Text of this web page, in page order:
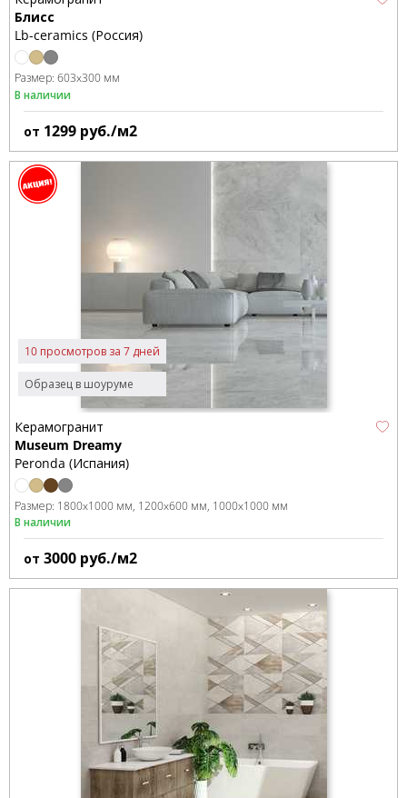
Блисс
Lb-ceramics (Россия)
Размер: 603x300 мм
В наличии
от 1299 руб./м2
Образец в шоуруме
10 просмотров за 7 дней
Керамогранит
Museum Dreamy
Peronda (Испания)
Размер: 1800x1000 мм 1200x600 мм 1000x1000 мм
В наличии
от 3000 руб./м2